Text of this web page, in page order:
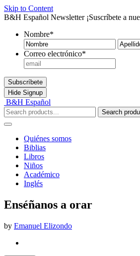
Skip to Content
B&H Español Newsletter ¡Suscríbete a
Nombre*
Correo electrónico*
Subscríbete
Hide Signup
B&H Español
Search
Quiénes somos
Biblias
Libros
Niños
Académico
Inglés
Enséñanos a orar
by Emanuel Elizondo